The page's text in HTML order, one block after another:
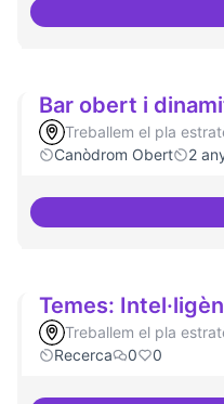
Bar obert i
Treballem el pla
Canòdrom Obert
2
Temes:
Treballem el pla
Recerca
0 0